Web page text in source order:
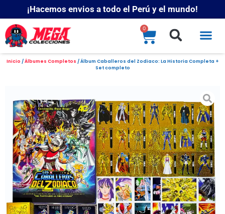
¡Hacemos envios a todo el Perú y el mundo!
0
Inicio /Álbumes Completos / Álbum Caballeros del Zodiaco: La Historia Completa +
Set completo